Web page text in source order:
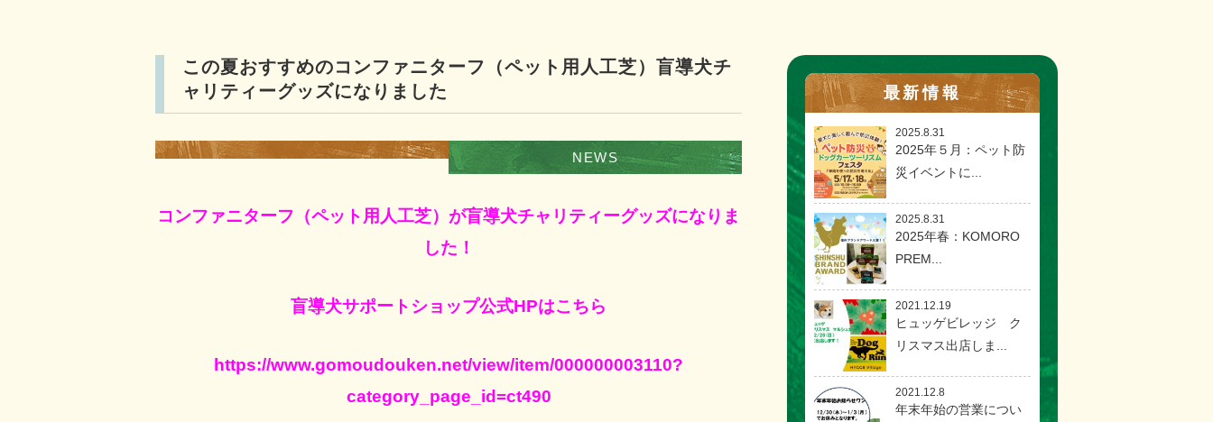
この夏おすすめのコンファニターフ（ペット用人工芝）盲導犬チ
ャリティーグッズになりました
NEWS
コンファニターフ（ペット用人工芝）が盲導犬チャリティーグッズになりま
した！
盲導犬サポートショップ公式HPはこちら
https://www.gomoudouken.net/view/item/000000003110?
category_page_id=ct490
最新情報
2025.8.31
2025年５月：ペット防
災イベントに...
2025.8.31
2025年春：KOMORO
PREM...
2021.12.19
ヒュッゲビレッジ ク
リスマス出店しま...
2021.12.8
年末年始の営業につい